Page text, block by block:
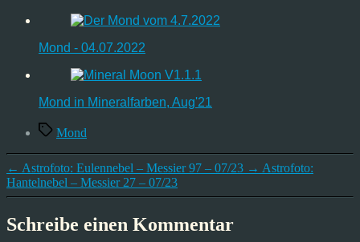
Mond - 04.07.2022
Mond in Mineralfarben, Aug'21
Schlagwörter
Mond
← Astrofoto: Eulennebel – Messier 97 – 07/23 → Astrofoto:
Hantelnebel – Messier 27 – 07/23
Schreibe einen Kommentar